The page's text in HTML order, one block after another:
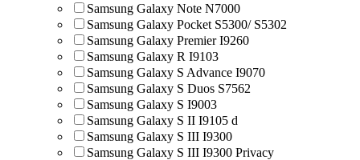
Samsung Galaxy Note N7000
Samsung Galaxy Pocket S5300/ S5302
Samsung Galaxy Premier I9260
Samsung Galaxy R I9103
Samsung Galaxy S Advance I9070
Samsung Galaxy S Duos S7562
Samsung Galaxy S I9003
Samsung Galaxy S II I9105 d
Samsung Galaxy S III I9300
Samsung Galaxy S III I9300 Privacy